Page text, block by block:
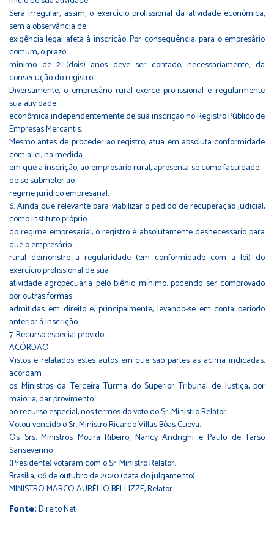
Será irregular, assim, o exercício profissional da atividade econômica,
sem a observância de
exigência legal afeta à inscrição. Por consequência, para o empresário
comum, o prazo
mínimo de 2 (dois) anos deve ser contado, necessariamente, da
consecução do registro.
Diversamente, o empresário rural exerce profissional e regularmente
sua atividade
econômica independentemente de sua inscrição no Registro Público de
Empresas Mercantis.
Mesmo antes de proceder ao registro, atua em absoluta conformidade
com a lei, na medida
em que a inscrição, ao empresário rural, apresenta-se como faculdade –
de se submeter ao
regime jurídico empresarial.
6. Ainda que relevante para viabilizar o pedido de recuperação judicial,
como instituto próprio
do regime empresarial, o registro é absolutamente desnecessário para
que o empresário
rural demonstre a regularidade (em conformidade com a lei) do
exercício profissional de sua
atividade agropecuária pelo biênio mínimo, podendo ser comprovado
por outras formas
admitidas em direito e, principalmente, levando-se em conta período
anterior à inscrição.
7. Recurso especial provido
ACÓRDÃO
Vistos e relatados estes autos em que são partes as acima indicadas,
acordam
os Ministros da Terceira Turma do Superior Tribunal de Justiça, por
maioria, dar provimento
ao recurso especial, nos termos do voto do Sr. Ministro Relator.
Votou vencido o Sr. Ministro Ricardo Villas Bôas Cueva.
Os Srs. Ministros Moura Ribeiro, Nancy Andrighi e Paulo de Tarso
Sanseverino
(Presidente) votaram com o Sr. Ministro Relator.
Brasília, 06 de outubro de 2020 (data do julgamento).
MINISTRO MARCO AURÉLIO BELLIZZE, Relator
Fonte:Direito Net